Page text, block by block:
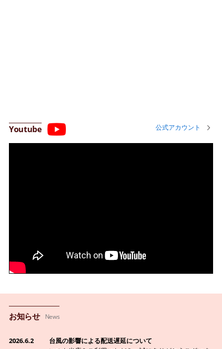
Youtube 公式アカウント
お知らせ News
2026.6.2
台風の影響による配送遅延について